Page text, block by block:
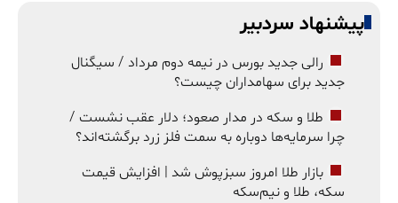
پیشنهاد سردبیر
رالی جدید بورس در نیمه دوم مرداد / سیگنال
جدید برای سهامداران چیست؟
طلا و سکه در مدار صعود؛ دلار عقب نشست /
چرا سرمایه‌ها دوباره به سمت فلز زرد برگشته‌اند؟
بازار طلا امروز سبزپوش شد | افزایش قیمت
سکه، طلا و نیم‌سکه